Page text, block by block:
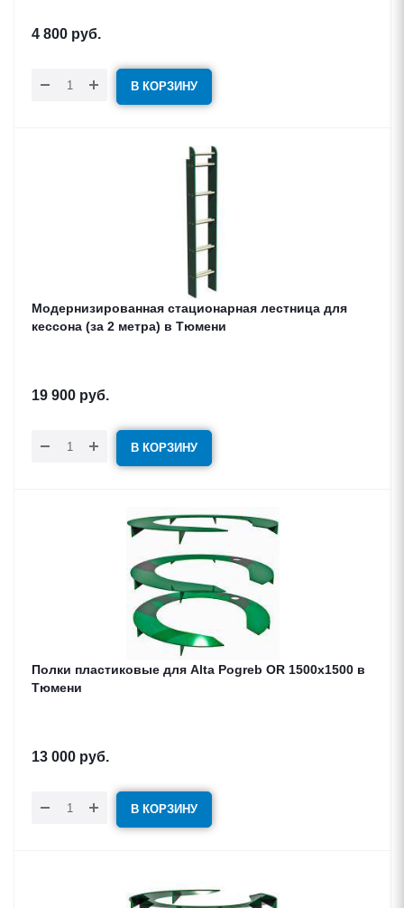
4 800 руб.
В КОРЗИНУ
Модернизированная стационарная лестница для
кессона (за 2 метра) в Тюмени
19 900 руб.
В КОРЗИНУ
Полки пластиковые для Alta Pogreb OR 1500x1500 в
Тюмени
13 000 руб.
В КОРЗИНУ